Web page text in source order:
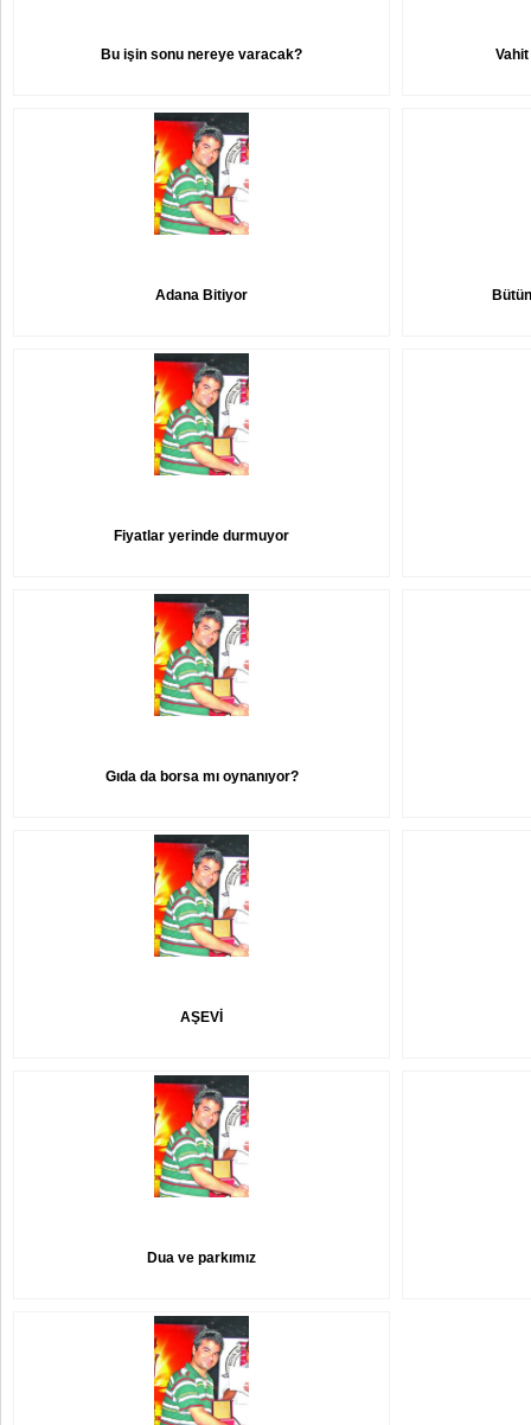
Bu işin sonu nereye varacak?
Adana Bitiyor
Fiyatlar yerinde durmuyor
Gıda da borsa mı oynanıyor?
AŞEVİ
Dua ve parkımız